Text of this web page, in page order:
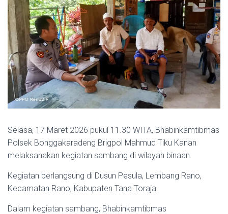
Selasa, 17 Maret 2026 pukul 11.30 WITA, Bhabinkamtibmas
Polsek Bonggakaradeng Brigpol Mahmud Tiku Kanan
melaksanakan kegiatan sambang di wilayah binaan.
Kegiatan berlangsung di Dusun Pesula, Lembang Rano,
Kecamatan Rano, Kabupaten Tana Toraja.
Dalam kegiatan sambang, Bhabinkamtibmas